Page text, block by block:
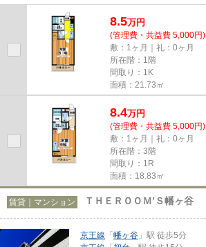
8.5万円
(管理費・共益費 5,000円)
敷：1ヶ月｜礼：0ヶ月
所在階：1階
間取り：1K
面積：21.73㎡
8.4万円
(管理費・共益費 5,000円)
敷：1ヶ月｜礼：0ヶ月
所在階：3階
間取り：1R
面積：18.83㎡
賃貸｜マンション ＴＨＥＲＯＯＭ’Ｓ幡ヶ谷
京王線 「幡ヶ谷 」駅 徒歩5分